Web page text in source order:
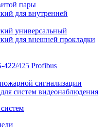
пары
для внутренней
универсальный
для внешней прокладки
425 Profibus
сигнализации
систем видеонаблюдения